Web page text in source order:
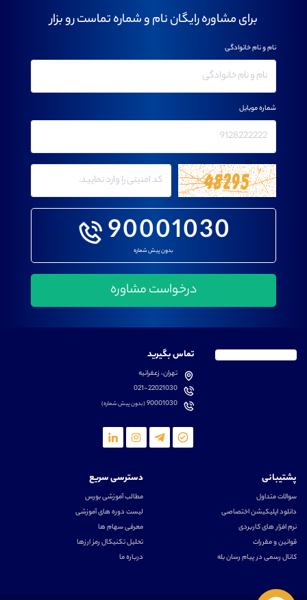
برای مشاوره رایگان نام و شماره تماست رو بزار
90001030
بدون پیش شماره
نام و نام خانوادگی
شماره موبایل
تماس بگیرید
تهران، زعفرانیه
021-22021030
90001030(بدون پیش شماره)
پشتیبانی
سوالات متداول
دانلود اپلیکیشن اختصاصی
نرم افزار های کاربردی
قوانین و مقررات
کانال رسمی در پیام رسان بله
دسترسی سریع
مطالب آموزشی بورس
لیست دوره های آموزشی
معرفی سهام ها
تحلیل تکنیکال رمز ارزها
درباره ما